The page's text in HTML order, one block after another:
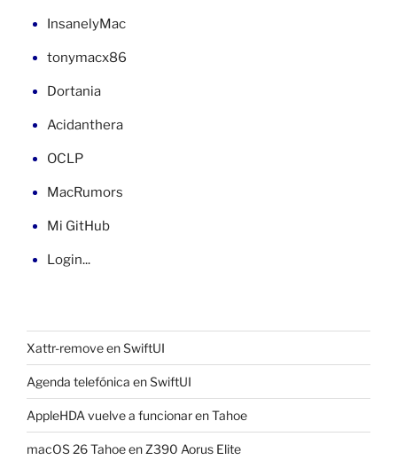
InsanelyMac
tonymacx86
Dortania
Acidanthera
OCLP
MacRumors
Mi GitHub
Login...
Xattr-remove en SwiftUI
Agenda telefónica en SwiftUI
AppleHDA vuelve a funcionar en Tahoe
macOS 26 Tahoe en Z390 Aorus Elite